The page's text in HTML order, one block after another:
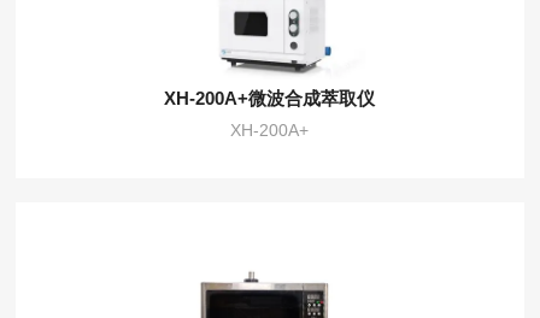
XH-200A+微波合成萃取仪
XH-200A+